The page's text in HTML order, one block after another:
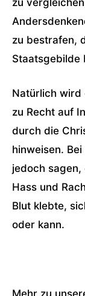
zu bestrafen,
Staatsgebilde
Natürlich wird
zu Recht auf
durch die
hinweisen.
jedoch sagen,
Hass und
Blut klebte,
oder kann.
Mehr zu